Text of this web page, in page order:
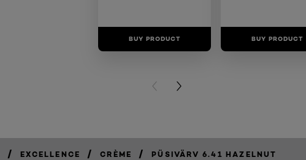
BUY PRODUCT BUY PRODUCT
PREVIOUS CARD
NEXT CARD
/ EXCELLENCE / CRÈME / PÜSIVÄRV 6.41 HAZELNUT